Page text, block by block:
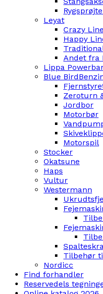
Leyat
Crazy Line
Happy
Andet fra
Lippa
Blue Bird
Zeroturn
Jordbor
Motorbør
Motorspil
Stocker
Okatsune
Haps
Vultur
Westermann
Tilbehør
Nordicc
Find forhandler
Reservedels